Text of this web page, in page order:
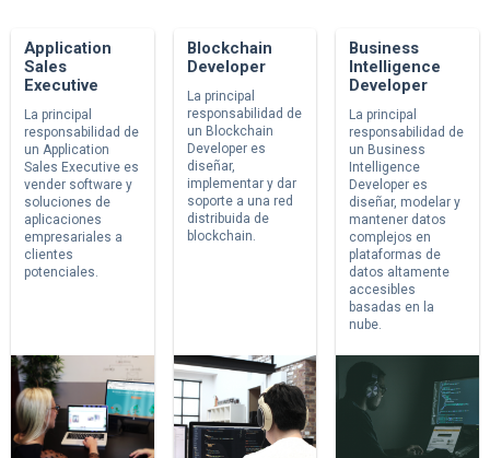
Application
Sales
Executive
La principal
responsabilidad de
un Application
Sales Executive es
vender software y
soluciones de
aplicaciones
empresariales a
clientes
potenciales.
Blockchain
Developer
La principal
responsabilidad de
un Blockchain
Developer es
diseñar,
implementar y dar
soporte a una red
distribuida de
blockchain.
Business
Intelligence
Developer
La principal
responsabilidad de
un Business
Intelligence
Developer es
diseñar, modelar y
mantener datos
complejos en
plataformas de
datos altamente
accesibles
basadas en la
nube.